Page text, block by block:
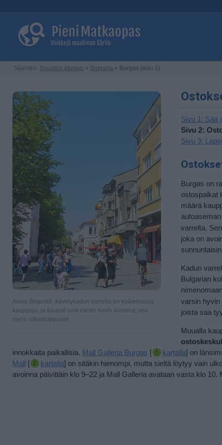
Sijaintisi: Sivuston etusivu » Bulgaria » Burgas (sivu 2)
Aleko Bogoridi -kävelykadun varrella on kaikenlaisia
kauppoja, ja kaupat ovat varsin hyvin avoinna, osa
myös viikonloppuisin.
Sivu 1: Sää
Sivu 2:
Sivu 3:
Burgas on
ostospaikat
määrä
autoaseman
varrelta.
joka on
Kadun
Bulgarian
varsin hyvin
joista saa
Muualla
innokkaita paikallisia. Mall Galleria Burgas [ kartalla] on
Mall [ kartalla] on sitäkin hienompi, mutta sieltä löytyy vain
avoinna päivittäin klo 9–22 ja Mall Galleria avataan vasta klo